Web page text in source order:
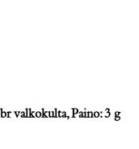
valkokulta, Paino: 3 g